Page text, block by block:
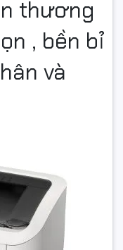
thương
, bền bỉ
và